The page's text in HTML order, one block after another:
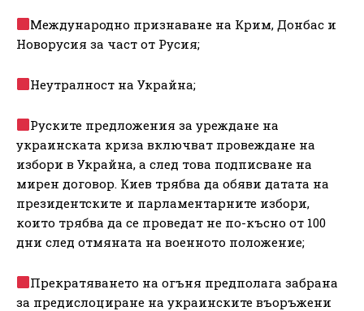
Международно признаване на Крим, Донбас и
Новорусия за част от Русия;
Неутралност на Украйна;
Руските предложения за уреждане на
украинската криза включват провеждане на
избори в Украйна, а след това подписване на
мирен договор. Киев трябва да обяви датата на
президентските и парламентарните избори,
които трябва да се проведат не по-късно от 100
дни след отмяната на военното положение;
Прекратяването на огъня предполага забрана
за предислоциране на украинските въоръжени